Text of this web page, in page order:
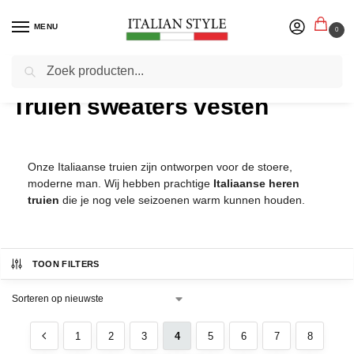
MENU 0
Home Herenmode / Truien sweaters vesten
Truien sweaters vesten
Onze Italiaanse truien zijn ontworpen voor de stoere,
moderne man. Wij hebben prachtige Italiaanse heren
truien die je nog vele seizoenen warm kunnen houden.
TOON FILTERS
1 2 3 4 5 6 7 8